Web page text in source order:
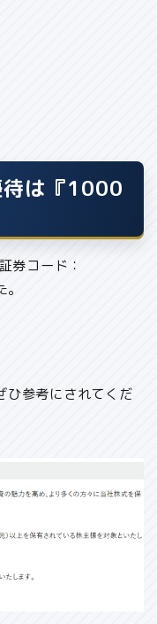
待は『1000
券コード：
ひ参考にされてくだ